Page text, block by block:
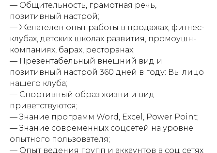
— Общительность, грамотная речь,
позитивный настрой;
— Желателен опыт работы в продажах, фитнес-
клубах, детских школах развития, промоушн-
компаниях, барах, ресторанах;
— Презентабельный внешний вид и
позитивный настрой 360 дней в году: Вы лицо
нашего клуба;
— Спортивный образ жизни и вид
приветствуются;
— Знание программ Word, Exсel, Power Point;
— Знание современных соцсетей на уровне
опытного пользователя;
— Опыт ведения групп и аккаунтов в соц сетях